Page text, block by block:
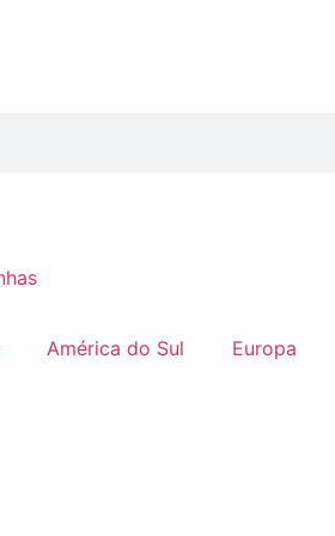
América do Sul Europa